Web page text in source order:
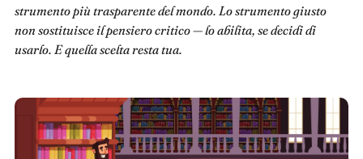
strumento più trasparente del mondo. Lo strumento giusto
non sostituisce il pensiero critico — lo abilita, se decidi di
usarlo. E quella scelta resta tua.